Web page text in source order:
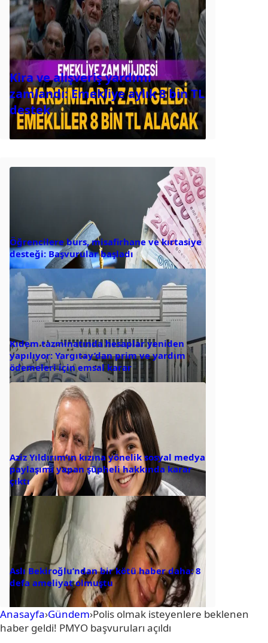
Kira ve alışveriş yardımı
zamlandı: Emekliye aylık 8 bin TL
destek
Öğrencilere burs, misafirhane ve kırtasiye
desteği: Başvurular başladı
Kıdem tazminatında hesaplar yeniden
yapılıyor: Yargıtay’dan prim ve yardım
ödemeleri için emsal karar
Aziz Yıldırım’ın kızına yönelik sosyal medya
paylaşımı yapan şüpheli hakkında karar
çıktı
Aslı Bekiroğlu’ndan bir kötü haber daha: 8
defa ameliyat olmuştu
Anasayfa›Gündem›Polis olmak isteyenlere beklenen
haber geldi! PMYO başvuruları açıldı